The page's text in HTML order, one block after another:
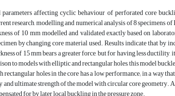
affecting cyclic behaviour of perforated core
research, modelling and numerical analysis of 8
of 10 mm modelled and validated exactly based on
by changing core material used. Results indicate that by
of 15 mm bears a greater force, but for having less
to models with elliptic and rectangular holes, this model
holes in the core has a low performance; in a way
and ultimate strength of the model with circular core